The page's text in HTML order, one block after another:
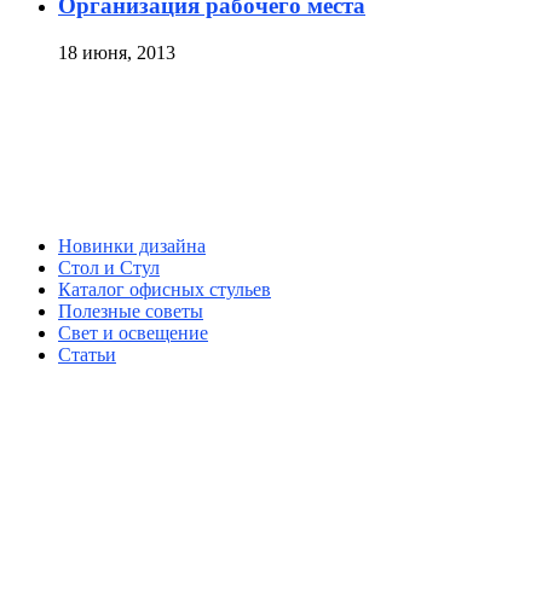
Организация рабочего места
18 июня, 2013
Новинки дизайна
Стол и Стул
Каталог офисных стульев
Полезные советы
Свет и освещение
Статьи